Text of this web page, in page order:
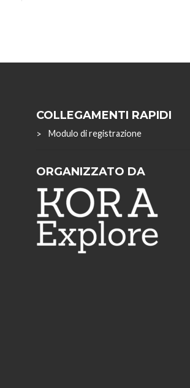
COLLEGAMENTI RAPIDI
Modulo di registrazione
ORGANIZZATO DA